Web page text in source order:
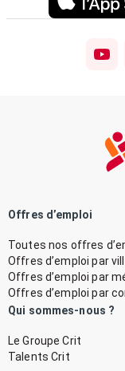
Offres d’emploi
Toutes nos offres
Offres d’emploi par
Offres d’emploi par
Offres d’emploi par
Qui sommes-nous ?
Le Groupe Crit
Talents Crit